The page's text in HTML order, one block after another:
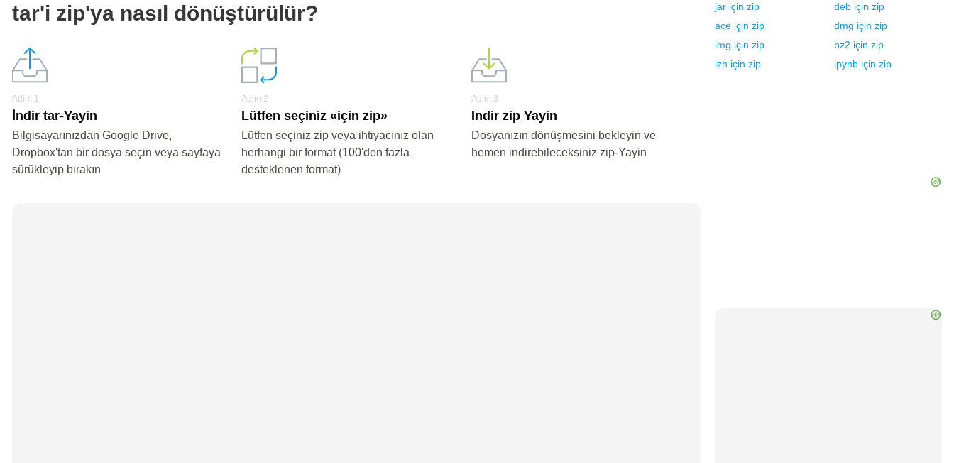
tar'i zip'ya nasıl dönüştürülür?
Adim 1
İndir tar-Yayin
Bilgisayarınızdan Google Drive,
Dropbox'tan bir dosya seçin veya sayfaya
sürükleyip bırakın
Adim 2
Lütfen seçiniz «için zip»
Lütfen seçiniz zip veya ihtiyacınız olan
herhangi bir format (100'den fazla
desteklenen format)
Adim 3
Indir zip Yayin
Dosyanızın dönüşmesini bekleyin ve
hemen indirebileceksiniz zip-Yayin
jar için zip deb için zip
ace için zip dmg için zip
img için zip bz2 için zip
lzh için zip ipynb için zip